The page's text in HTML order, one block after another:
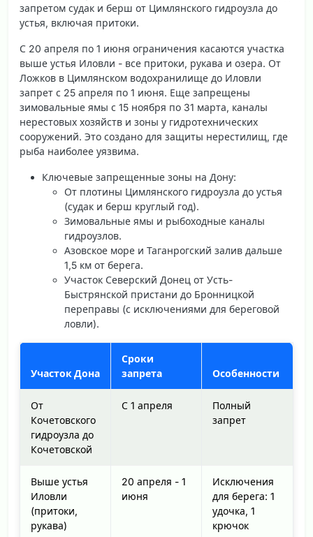
запретом судак и берш от Цимлянского гидроузла до
устья, включая притоки.
С 20 апреля по 1 июня ограничения касаются участка
выше устья Иловли - все притоки, рукава и озера. От
Ложков в Цимлянском водохранилище до Иловли
запрет с 25 апреля по 1 июня. Еще запрещены
зимовальные ямы с 15 ноября по 31 марта, каналы
нерестовых хозяйств и зоны у гидротехнических
сооружений. Это создано для защиты нерестилищ, где
рыба наиболее уязвима.
Ключевые запрещенные зоны на Дону:
От плотины Цимлянского гидроузла до устья
(судак и берш круглый год).
Зимовальные ямы и рыбоходные каналы
гидроузлов.
Азовское море и Таганрогский залив дальше
1,5 км от берега.
Участок Северский Донец от Усть-
Быстрянской пристани до Бронницкой
переправы (с исключениями для береговой
ловли).
Участок Дона
Сроки
запрета
Особенности
От
Кочетовского
гидроузла до
Кочетовской
С 1 апреля
Полный
запрет
Выше устья
Иловли
(притоки,
рукава)
20 апреля - 1
июня
Исключения
для берега: 1
удочка, 1
крючок